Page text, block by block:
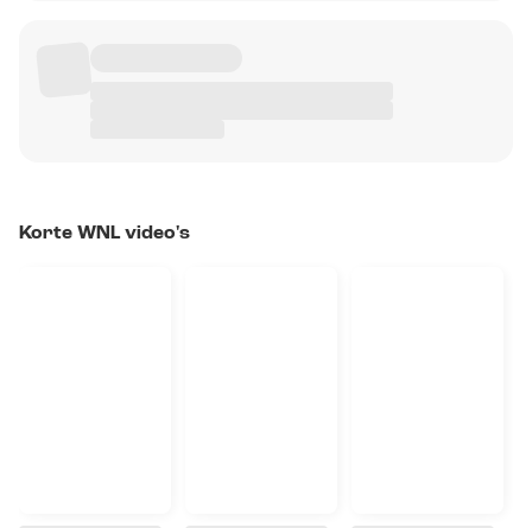
Korte WNL video's